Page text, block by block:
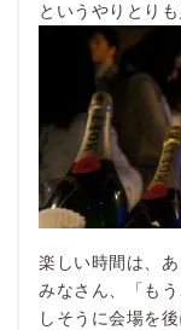
というやりとりも
楽しい時間は、あ
みなさん、「も
しそうに会場を